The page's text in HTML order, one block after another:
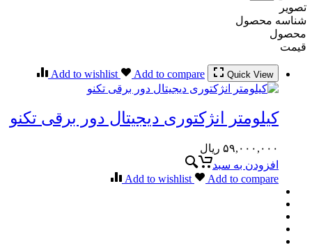
تصویر
شناسه محصول
محصول
قیمت
Quick View
Add to wishlist Add to compare
کیلومتر انژکتوری دیجیتال دور برقی تکنو
۵۹,۰۰۰,۰۰۰ ریال
افزودن به سبد
Add to wishlist
Add to compare